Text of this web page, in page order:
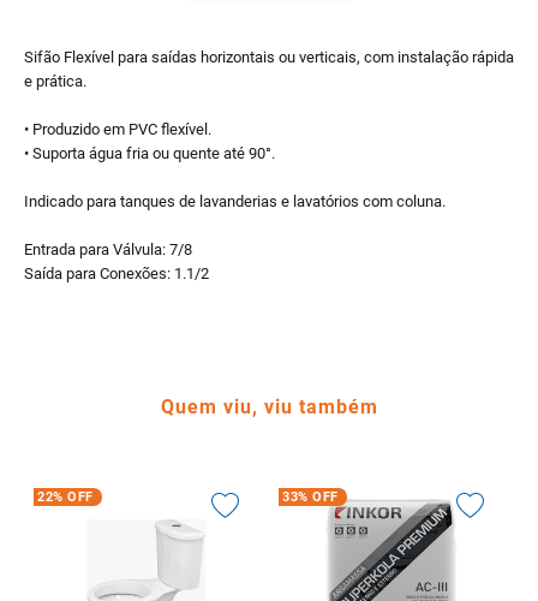
Sifão Flexível para saídas horizontais ou verticais, com instalação rápida
e prática.
• Produzido em PVC flexível.
• Suporta água fria ou quente até 90°.
Indicado para tanques de lavanderias e lavatórios com coluna.
Entrada para Válvula: 7/8
Saída para Conexões: 1.1/2
Quem viu, viu também
22% OFF 33% OFF